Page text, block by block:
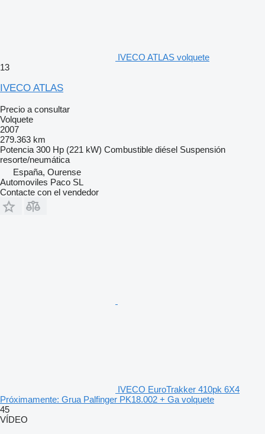
IVECO ATLAS volquete
13
IVECO ATLAS
Precio a consultar
Volquete
2007
279.363 km
Potencia 300 Hp (221 kW) Combustible diésel Suspensión
resorte/neumática
España, Ourense
Automoviles Paco SL
Contacte con el vendedor
IVECO EuroTrakker 410pk 6X4
Próximamente: Grua Palfinger PK18.002 + Ga volquete
45
VÍDEO